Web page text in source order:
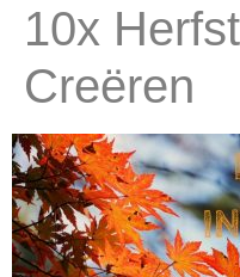
10x
Creëren